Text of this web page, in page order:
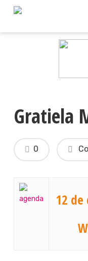
Skip
Gratiela
0
12